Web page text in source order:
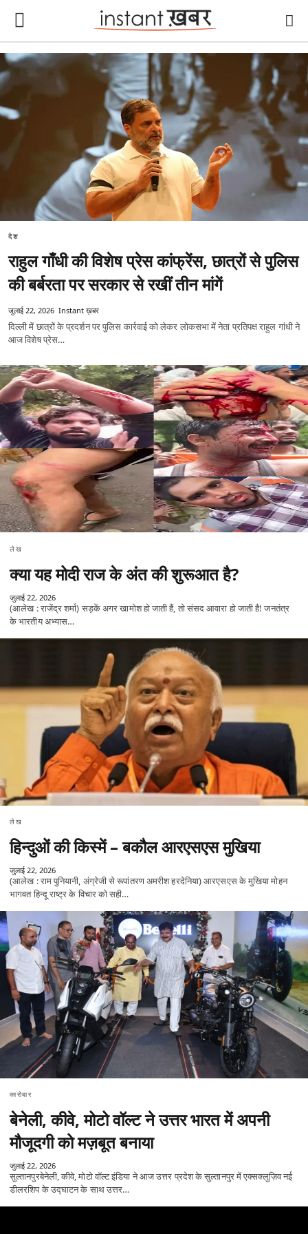
देश
राहुल गाँधी की विशेष प्रेस कांफ्रेंस, छात्रों से पुलिस
की बर्बरता पर सरकार से रखीं तीन मांगें
जुलाई 22, 2026 Instant ख़बर
दिल्ली में छात्रों के प्रदर्शन पर पुलिस कार्रवाई को लेकर लोकसभा में नेता प्रतिपक्ष राहुल गांधी ने
आज विशेष प्रेस…
लेख
क्या यह मोदी राज के अंत की शुरूआत है?
जुलाई 22, 2026
(आलेख : राजेंद्र शर्मा) सड़कें अगर खामोश हो जाती हैं, तो संसद आवारा हो जाती है! जनतंत्र
के भारतीय अभ्यास…
लेख
हिन्दुओं की किस्में – बकौल आरएसएस मुखिया
जुलाई 22, 2026
(आलेख : राम पुनियानी, अंग्रेजी से रूपांतरण अमरीश हरदेनिया) आरएसएस के मुखिया मोहन
भागवत हिन्दू राष्ट्र के विचार को सही…
कारोबार
बेनेली, कीवे, मोटो वॉल्ट ने उत्तर भारत में अपनी
मौजूदगी को मज़बूत बनाया
जुलाई 22, 2026
सुल्तानपुरबेनेली, कीवे, मोटो वॉल्ट इंडिया ने आज उत्तर प्रदेश के सुल्तानपुर में एक्सक्लुज़िव नई
डीलरशिप के उद्घाटन के साथ उत्तर…